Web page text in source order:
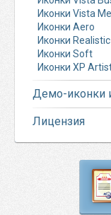
Иконки Vista
Иконки Aero
Иконки Realistic
Иконки Soft
Иконки XP
Демо-иконки
Лицензия